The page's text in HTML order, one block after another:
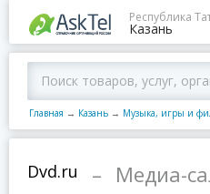
Республика
Казань
Главная → Казань → Музыка, игры и
Dvd.ru – Медиа-